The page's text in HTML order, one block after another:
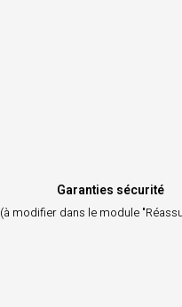
Garanties sécurité
(à modifier dans le module